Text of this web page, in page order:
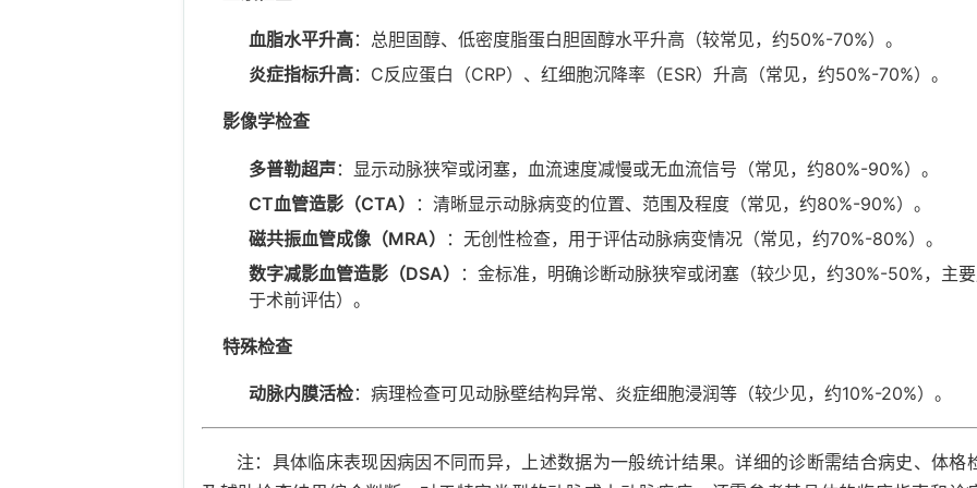
血脂水平升高：总胆固醇、低密度脂蛋白胆固醇水平升高（较常见，约50%-70%）。
炎症指标升高：C反应蛋白（CRP）、红细胞沉降率（ESR）升高（常见，约50%-70%）。
影像学检查
多普勒超声：显示动脉狭窄或闭塞，血流速度减慢或无血流信号（常见，约80%-90%）。
CT血管造影（CTA）
：清晰显示动脉病变的位置、范围及程度（常见，约80%-90%）。
磁共振血管成像（MRA）
：无创性检查，用于评估动脉病变情况（常见，约70%-80%）。
数字减影血管造影（DSA）
：金标准，明确诊断动脉狭窄或闭塞（较少见，约30%-50%，主
于术前评估）。
特殊检查
动脉内膜活检：病理检查可见动脉壁结构异常、炎症细胞浸润等（较少见，约10%-20%）。
注：具体临床表现因病因不同而异，上述数据为一般统计结果。详细的诊断需结合病史、体格